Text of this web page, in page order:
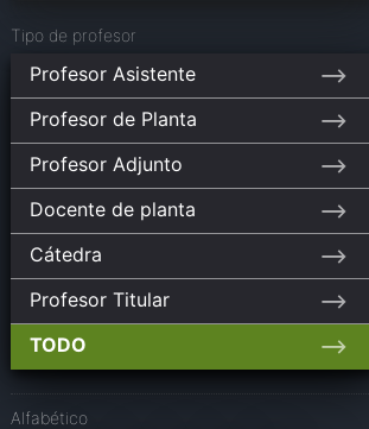
Tipo de profesor
Profesor Asistente
Profesor de Planta
Profesor Adjunto
Docente de planta
Cátedra
Profesor Titular
TODO
Alfabético